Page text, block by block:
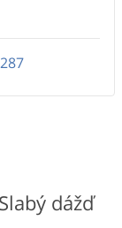
Slabý dážď